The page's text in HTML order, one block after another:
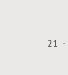
21